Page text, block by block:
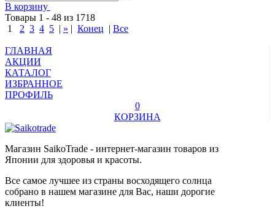
В корзину
Товары 1 - 48 из 1718
1
2 3 4 5 | » | Конец | Все
ГЛАВНАЯ
АКЦИИ
КАТАЛОГ
ИЗБРАННОЕ
ПРОФИЛЬ
0
КОРЗИНА
Магазин SaikoTrade - интернет-магазин товаров из
Японии для здоровья и красоты.
Все самое лучшее из страны восходящего солнца
собрано в нашем магазине для Вас, наши дорогие
клиенты!